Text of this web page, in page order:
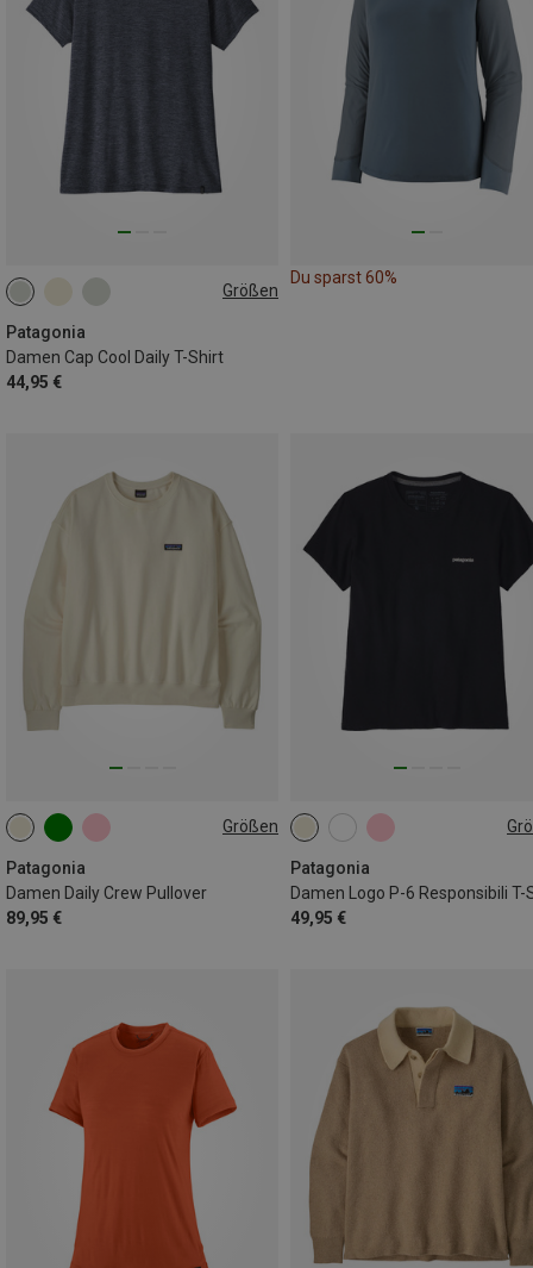
Größen
Patagonia
Damen Cap Cool Daily T-Shirt
44,95 €
XS
Du sparst 60%
Größen
Patagonia
Damen Daily Crew Pullover
89,95 €
XS S M
Patagonia
Damen Logo P-6 Responsibili T-
49,95 €
XS M